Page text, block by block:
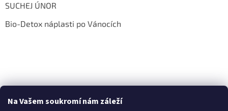
Na Vašem soukromí nám záleží
SUCHEJ ÚNOR
Bio-Detox náplasti po Vánocích